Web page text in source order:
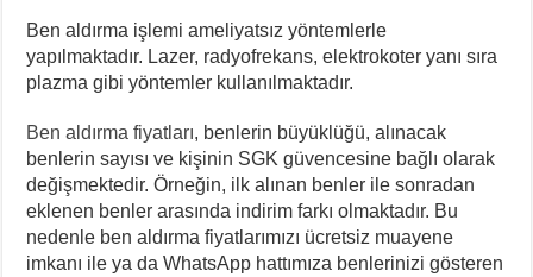
Ben aldırma işlemi ameliyatsız yöntemlerle
yapılmaktadır. Lazer, radyofrekans, elektrokoter yanı sıra
plazma gibi yöntemler kullanılmaktadır.
Ben aldırma fiyatları, benlerin büyüklüğü, alınacak
benlerin sayısı ve kişinin SGK güvencesine bağlı olarak
değişmektedir. Örneğin, ilk alınan benler ile sonradan
eklenen benler arasında indirim farkı olmaktadır. Bu
nedenle ben aldırma fiyatlarımızı ücretsiz muayene
imkanı ile ya da WhatsApp hattımıza benlerinizi gösteren